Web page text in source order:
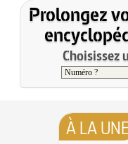
Prolongez
Choisissez
À LA UNE